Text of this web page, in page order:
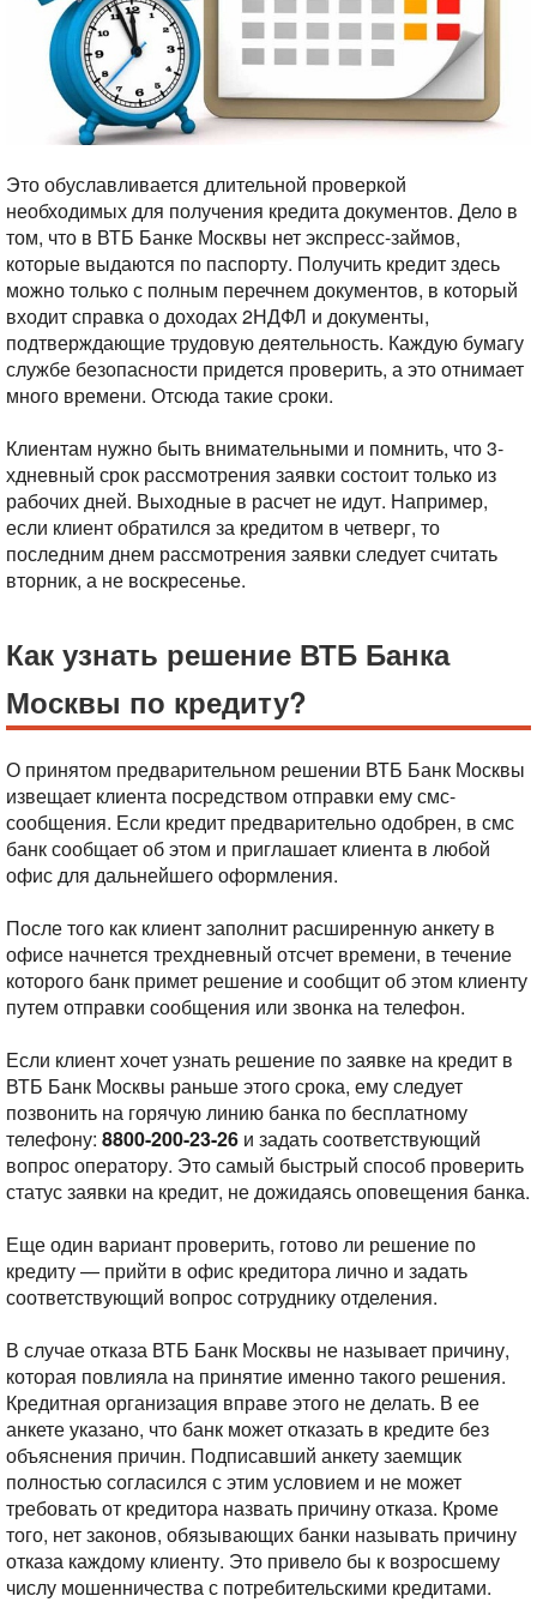
Это обуславливается длительной проверкой
необходимых для получения кредита документов. Дело в
том, что в ВТБ Банке Москвы нет экспресс-займов,
которые выдаются по паспорту. Получить кредит здесь
можно только с полным перечнем документов, в который
входит справка о доходах 2НДФЛ и документы,
подтверждающие трудовую деятельность. Каждую бумагу
службе безопасности придется проверить, а это отнимает
много времени. Отсюда такие сроки.
Клиентам нужно быть внимательными и помнить, что 3-
хдневный срок рассмотрения заявки состоит только из
рабочих дней. Выходные в расчет не идут. Например,
если клиент обратился за кредитом в четверг, то
последним днем рассмотрения заявки следует считать
вторник, а не воскресенье.
Как узнать решение ВТБ Банка
Москвы по кредиту?
О принятом предварительном решении ВТБ Банк Москвы
извещает клиента посредством отправки ему смс-
сообщения. Если кредит предварительно одобрен, в смс
банк сообщает об этом и приглашает клиента в любой
офис для дальнейшего оформления.
После того как клиент заполнит расширенную анкету в
офисе начнется трехдневный отсчет времени, в течение
которого банк примет решение и сообщит об этом клиенту
путем отправки сообщения или звонка на телефон.
Если клиент хочет узнать решение по заявке на кредит в
ВТБ Банк Москвы раньше этого срока, ему следует
позвонить на горячую линию банка по бесплатному
телефону: 8800-200-23-26 и задать соответствующий
вопрос оператору. Это самый быстрый способ проверить
статус заявки на кредит, не дожидаясь оповещения банка.
Еще один вариант проверить, готово ли решение по
кредиту — прийти в офис кредитора лично и задать
соответствующий вопрос сотруднику отделения.
В случае отказа ВТБ Банк Москвы не называет причину,
которая повлияла на принятие именно такого решения.
Кредитная организация вправе этого не делать. В ее
анкете указано, что банк может отказать в кредите без
объяснения причин. Подписавший анкету заемщик
полностью согласился с этим условием и не может
требовать от кредитора назвать причину отказа. Кроме
того, нет законов, обязывающих банки называть причину
отказа каждому клиенту. Это привело бы к возросшему
числу мошенничества с потребительскими кредитами.